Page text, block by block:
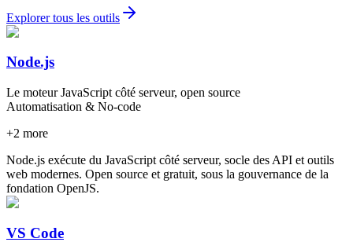
Explorer tous les outils
Node.js
Le moteur JavaScript côté serveur, open source
Automatisation & No-code
+2 more
Node.js exécute du JavaScript côté serveur, socle des API et outils
web modernes. Open source et gratuit, sous la gouvernance de la
fondation OpenJS.
VS Code